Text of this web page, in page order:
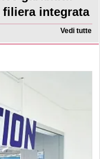
filiera integrata
Vedi tutte